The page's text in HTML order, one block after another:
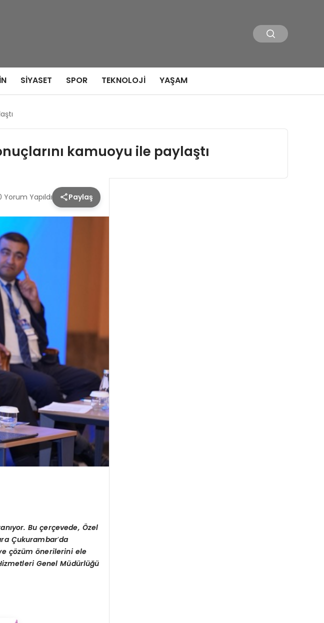
SIYASET SPOR TEKNOLOJI YAŞAM
kamuoyu ile paylaştı
Yorum Yapıldı Paylaş
Bu çerçevede, Özel
Çukurambar’da
çözümönerilerini ele
Genel Müdürlüğü